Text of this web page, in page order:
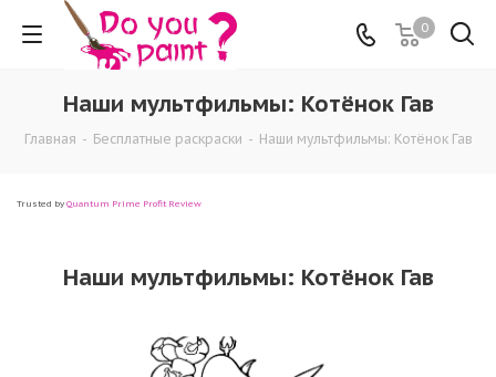
0
Наши мультфильмы: Котёнок Гав
Главная - Бесплатные раскраски - Наши мультфильмы: Котёнок Гав
Trusted by Quantum Prime Profit Review
Наши мультфильмы: Котёнок Гав